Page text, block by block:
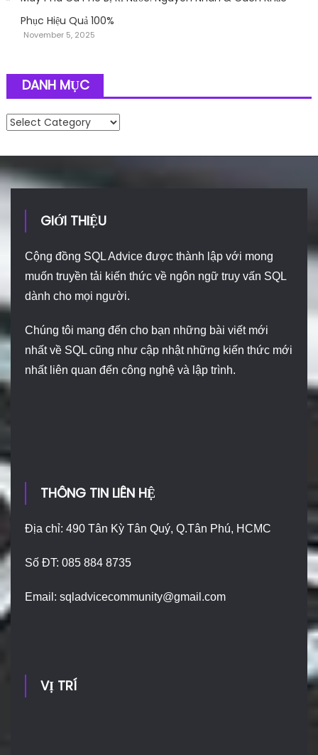
Phục Hiệu Quả 100%
November 5, 2025
DANH MỤC
Danh mục
GIỚI THIỆU
Cộng đồng SQL Advice được thành lập với mong
muốn truyền tải kiến thức về ngôn ngữ truy vấn SQL
dành cho mọi người.
Chúng tôi mang đến cho bạn những bài viết mới
nhất về SQL cũng như cập nhật những kiến thức mới
nhất liên quan đến công nghệ và lập trình.
THÔNG TIN LIÊN HỆ
Địa chỉ: 490 Tân Kỳ Tân Quý, Q.Tân Phú, HCMC
Số ĐT: 085 884 8735
Email:sqladvicecommunity@gmail.com
VỊ TRÍ